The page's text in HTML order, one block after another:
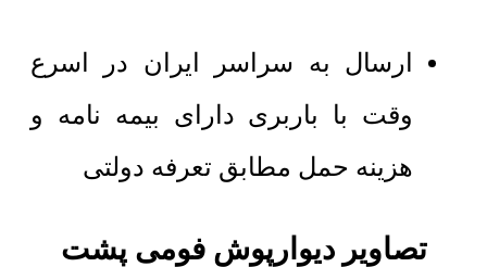
ارسال به سراسر ایران در اسرع
وقت با باربری دارای بیمه نامه و
هزینه حمل مطابق تعرفه دولتی
تصاویر دیوارپوش فومی پشت